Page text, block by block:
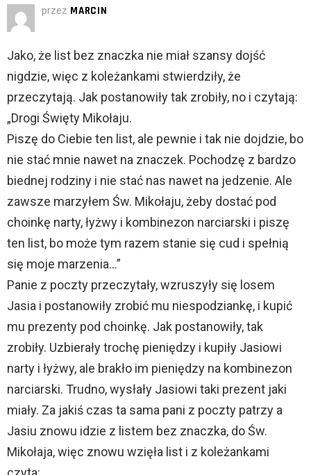
przez MARCIN
Jako, że list bez znaczka nie miał szansy dojść
nigdzie, więc z koleżankami stwierdziły, że
przeczytają. Jak postanowiły tak zrobiły, no i czytają:
„Drogi Święty Mikołaju.
Piszę do Ciebie ten list, ale pewnie i tak nie dojdzie, bo
nie stać mnie nawet na znaczek. Pochodzę z bardzo
biednej rodziny i nie stać nas nawet na jedzenie. Ale
zawsze marzyłem Św. Mikołaju, żeby dostać pod
choinkę narty, łyżwy i kombinezon narciarski i piszę
ten list, bo może tym razem stanie się cud i spełnią
się moje marzenia…”
Panie z poczty przeczytały, wzruszyły się losem
Jasia i postanowiły zrobić mu niespodziankę, i kupić
mu prezenty pod choinkę. Jak postanowiły, tak
zrobiły. Uzbierały trochę pieniędzy i kupiły Jasiowi
narty i łyżwy, ale brakło im pieniędzy na kombinezon
narciarski. Trudno, wysłały Jasiowi taki prezent jaki
miały. Za jakiś czas ta sama pani z poczty patrzy a
Jasiu znowu idzie z listem bez znaczka, do Św.
Mikołaja, więc znowu wzięła list i z koleżankami